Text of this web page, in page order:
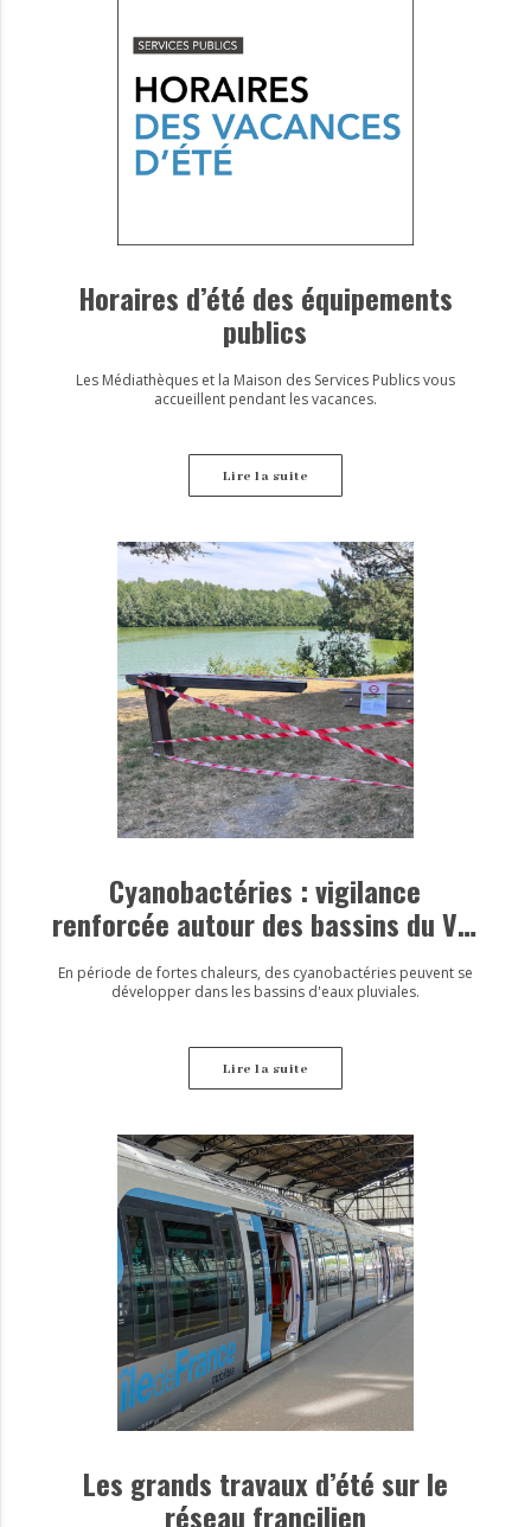
Horaires d’été des équipements
publics
Les Médiathèques et la Maison des Services Publics vous
accueillent pendant les vacances.
Lire la suite
Cyanobactéries : vigilance
renforcée autour des bassins du Val
d’Europe
En période de fortes chaleurs, des cyanobactéries peuvent se
développer dans les bassins d'eaux pluviales.
Lire la suite
Les grands travaux d’été sur le
réseau francilien